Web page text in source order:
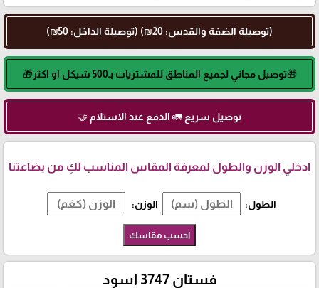
(توصيلة الضفة والقدس: 20₪) (توصيلة الداخل: 50₪)
🎁توصيل مجاني لجميع المناطق للمشتريات بـ500 شيكل او اكثر🎁
توصيل سريع 🚛 الدفع عند الاستلام 🤝
ادخلي الوزن والطول لمعرفة المقاس المناسب لكِ من بضاعتنا
الطول: الوزن:
احسب مقاسك
فستان 3747 اسود